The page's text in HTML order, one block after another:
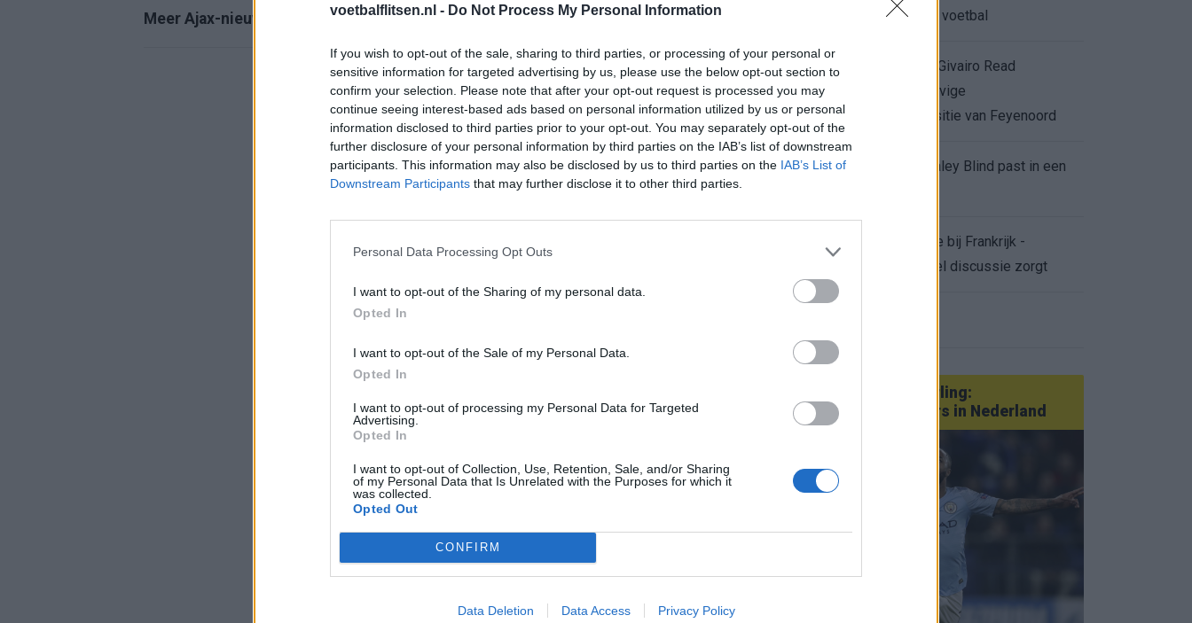
voetbalflitsen.nl - Do Not Process My Personal Information
If you wish to opt-out of the sale, sharing to third parties, or processing of your personal or
sensitive information for targeted advertising by us, please use the below opt-out section to
confirm your selection. Please note that after your opt-out request is processed you may
continue seeing interest-based ads based on personal information utilized by us or personal
information disclosed to third parties prior to your opt-out. You may separately opt-out of the
further disclosure of your personal information by third parties on the IAB’s list of downstream
participants. This information may also be disclosed by us to third parties on the IAB’s List of
Downstream Participants that may further disclose it to other third parties.
Personal Data Processing Opt Outs
I want to opt-out of the Sharing of my personal data.
Opted In
I want to opt-out of the Sale of my Personal Data.
Opted In
I want to opt-out of processing my Personal Data for Targeted
Advertising.
Opted In
I want to opt-out of Collection, Use, Retention, Sale, and/or Sharing
of my Personal Data that Is Unrelated with the Purposes for which it
was collected.
Opted Out
CONFIRM
Data Deletion Data Access Privacy Policy
Meer Ajax-nieuws
WK meer dan alleen voetbal
18.
Afgewezen bod op Givairo Read
onderstreept de stevige
onderhandelingspositie van Feyenoord
De terugkeer van Daley Blind past in een
Waarom de arbitrage bij Frankrijk -
Marokko voor zoveel discussie zorgt
Van Götze tot Sterling:
statementtransfers in Nederland